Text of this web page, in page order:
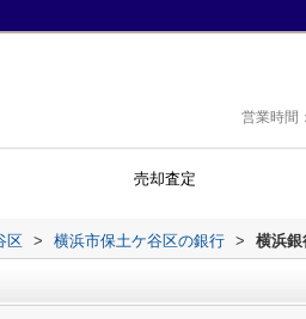
営業時間
売却査定
区 > 横浜市保土ケ谷区の銀行 > 横浜